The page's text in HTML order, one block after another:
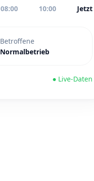
08:00 10:00 Jetzt
Betroffene
Normalbetrieb
● Live-Daten